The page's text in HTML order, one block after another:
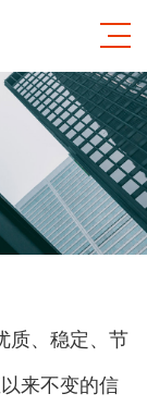
质、稳定、节
来不变的信